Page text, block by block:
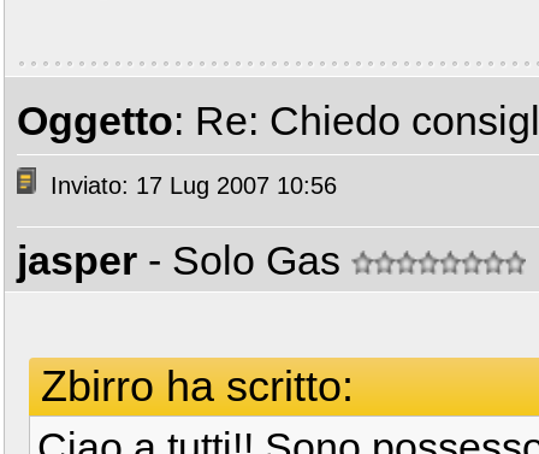
Oggetto: Re: Chiedo
Inviato: 17 Lug 2007 10:56
jasper - Solo Gas
Zbirro ha scritto: